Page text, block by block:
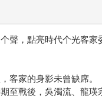
个聲，點亮時代个光客家
客家的身影未曾缺席。
至戰後，吳濁流、龍瑛